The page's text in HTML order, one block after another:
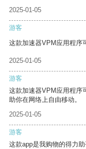
2025-01-05
游客
这款加速器VPM应用程序
2025-01-05
游客
这款加速器VPM应用程序
助你在网络上自由移动。
2025-01-05
游客
这款app是我购物的得力